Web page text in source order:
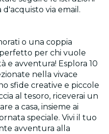
via email.
o una coppia
per chi vuole
e avventura! Esplora 10
nella vivace
sfide creative e piccole
al tesoro, riceverai un
a casa, insieme ai
speciale. Vivi il tuo
avventura alla